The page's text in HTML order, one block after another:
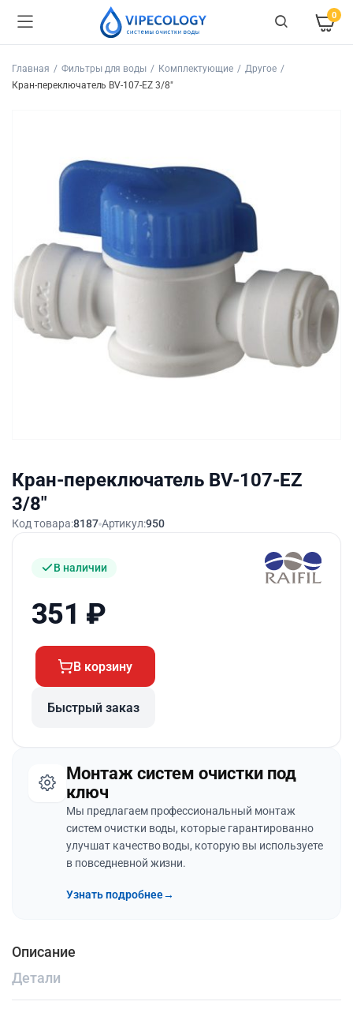
0
Главная Фильтры для воды Комплектующие
Другое
Кран-переключатель BV-107-EZ 3/8"
Кран-переключатель BV-107-EZ
3/8"
Код товара:8187 Артикул:950
В наличии
351 ₽
В корзину
Быстрый заказ
Монтаж систем очистки под
ключ
Мы предлагаем профессиональный монтаж
систем очистки воды, которые гарантированно
улучшат качество воды, которую вы используете
в повседневной жизни.
Узнать подробнее→
Описание
Детали